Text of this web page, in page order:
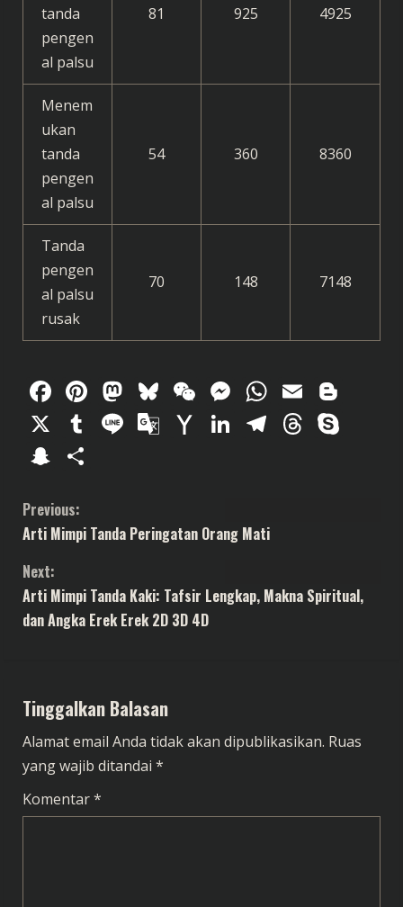
tanda
pengen
al palsu
81 925 4925
Menem
ukan
tanda
pengen
al palsu
54 360 8360
Tanda
pengen
al palsu
rusak
70 148 7148
Facebook
Pinterest
Mastodon
Bluesky
WeChat
Messenger
Email
X
Tumblr
LineGoogle
YahooLinkedIn
Telegram
Snapchat
C
o
n
t
n
u
e
R
Previous:
Arti Mimpi Tanda Peringatan Orang Mati
Next:
Arti Mimpi Tanda Kaki: Tafsir Lengkap, Makna Spiritual,
dan Angka Erek Erek 2D 3D 4D
Tinggalkan Balasan
Alamat email Anda tidak akan dipublikasikan. Ruas
yang wajib ditandai *
Komentar*